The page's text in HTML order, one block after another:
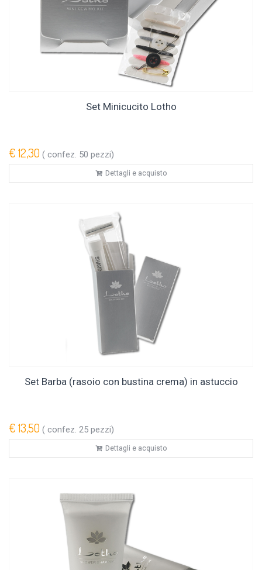
Set Minicucito Lotho
€ 12,30 ( confez. 50 pezzi)
Dettagli e acquisto
Set Barba (rasoio con bustina crema) in astuccio
€ 13,50 ( confez. 25 pezzi)
Dettagli e acquisto